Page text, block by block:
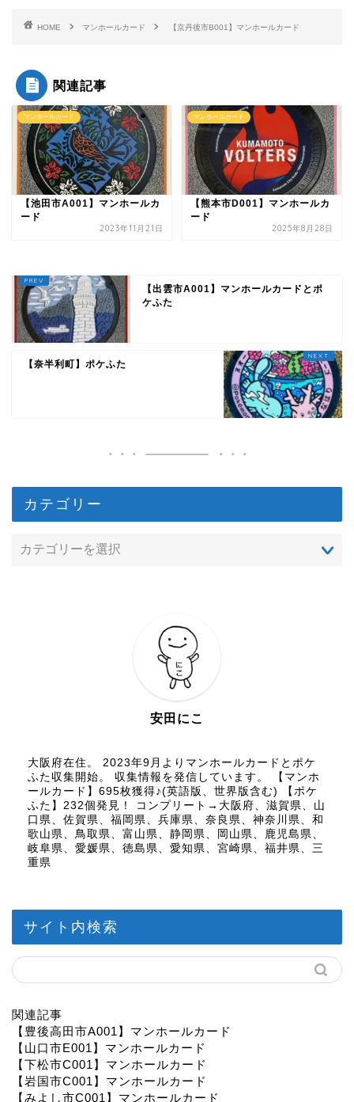
HOME マンホールカード 【京丹後市B001】マンホールカード
関連記事
マンホールカード
【池田市A001】マンホールカ
ード
2023年11月21日
マンホールカード
【熊本市D001】マンホールカ
ード
2025年8月28日
【出雲市A001】マンホールカードとポ
ケふた
【奈半利町】ポケふた
カテゴリー
安田にこ
大阪府在住。 2023年9月よりマンホールカードとポケ
ふた収集開始。 収集情報を発信しています。 【マンホ
ールカード】695枚獲得♪(英語版、世界版含む) 【ポケ
ふた】232個発見！ コンプリート→大阪府、滋賀県、山
口県、佐賀県、福岡県、兵庫県、奈良県、神奈川県、和
歌山県、鳥取県、富山県、静岡県、岡山県、鹿児島県、
岐阜県、愛媛県、徳島県、愛知県、宮崎県、福井県、三
重県
サイト内検索
関連記事
【豊後高田市A001】マンホールカード
【山口市E001】マンホールカード
【下松市C001】マンホールカード
【岩国市C001】マンホールカード
【みよし市C001】マンホールカード